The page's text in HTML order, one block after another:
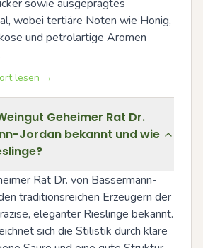
sowie ausgeprägtes
wobei tertiäre Noten wie Honig,
und petrolartige Aromen
lesen →
Geheimer Rat Dr.
Jordan bekannt und wie
Rat Dr. von Bassermann-
traditionsreichen Erzeugern der
eleganter Rieslinge bekannt.
sich die Stilistik durch klare